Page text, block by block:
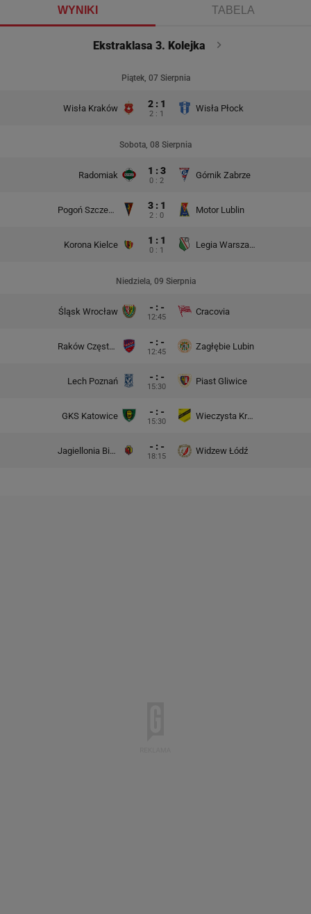
WYNIKI TABELA
Ekstraklasa 3. Kolejka
Piątek, 07 Sierpnia
Wisła Kraków 2 : 1
2 : 1
Wisła Płock
Sobota, 08 Sierpnia
Radomiak 1 : 3
0 : 2
Górnik Zabrze
Pogoń Szczecin 3 : 1
2 : 0
Motor Lublin
Korona Kielce 1 : 1
0 : 1
Legia Warszawa
Niedziela, 09 Sierpnia
Śląsk Wrocław - : -
12:45
Cracovia
Raków Częstochowa - : -
12:45
Zagłębie Lubin
Lech Poznań - : -
15:30
Piast Gliwice
GKS Katowice - : -
15:30
Wieczysta Kraków
Jagiellonia Białystok - : -
18:15
Widzew Łódź